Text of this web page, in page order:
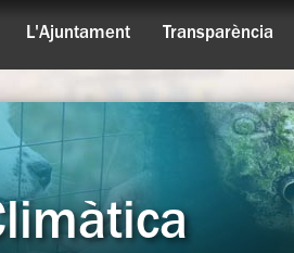
L'Ajuntament Transparència